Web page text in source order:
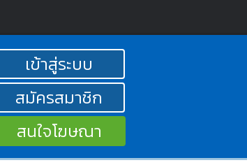
เข้าสู่ระบบ
สมัครสมาชิก
สนใจโฆษณา